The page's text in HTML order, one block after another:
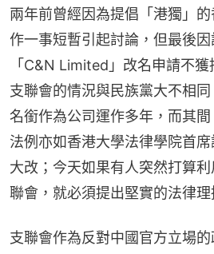
兩年前曾經因為提倡「港獨」
作一事短暫引起討論，但最後
「C&N Limited」改名申請不
支聯會的情況與民族黨大不相
名銜作為公司運作多年，而其
法例亦如香港大學法律學院首
大改；今天如果有人突然打算
聯會，就必須提出堅實的法律理
支聯會作為反對中國官方立場